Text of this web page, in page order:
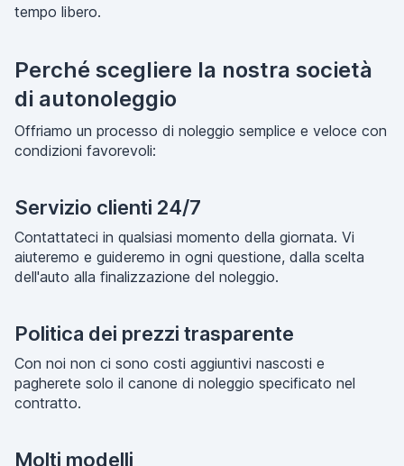
tempo libero.
Perché scegliere la nostra società
di autonoleggio
Offriamo un processo di noleggio semplice e veloce con
condizioni favorevoli:
Servizio clienti 24/7
Contattateci in qualsiasi momento della giornata. Vi
aiuteremo e guideremo in ogni questione, dalla scelta
dell'auto alla finalizzazione del noleggio.
Politica dei prezzi trasparente
Con noi non ci sono costi aggiuntivi nascosti e
pagherete solo il canone di noleggio specificato nel
contratto.
Molti modelli